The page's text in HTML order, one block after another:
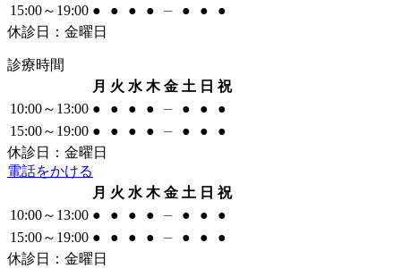
15:00～19:00 ● ● ● ● ⏤ ● ●
●
休診日：金曜日
診療時間
月 火 水 木 金 土 日 祝
10:00～13:00 ● ● ● ● ⏤ ● ●
●
15:00～19:00 ● ● ● ● ⏤ ● ●
●
休診日：金曜日
電話をかける
月 火 水 木 金 土 日 祝
10:00～13:00 ● ● ● ● ⏤ ● ●
●
15:00～19:00 ● ● ● ● ⏤ ● ●
●
休診日：金曜日